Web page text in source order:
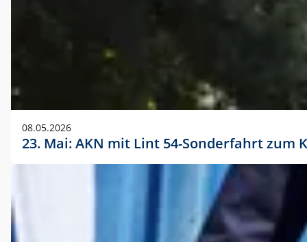
08.05.2026
23. Mai: AKN mit Lint 54-Sonderfahrt